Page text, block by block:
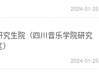
2024-01-25
究生院（四川音乐学院研究
2024-01-25